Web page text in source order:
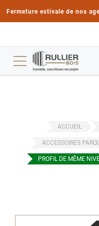
Fermeture estivale de nos
ACCUEIL
ACCESSOIRES
PROFIL DE MÊME